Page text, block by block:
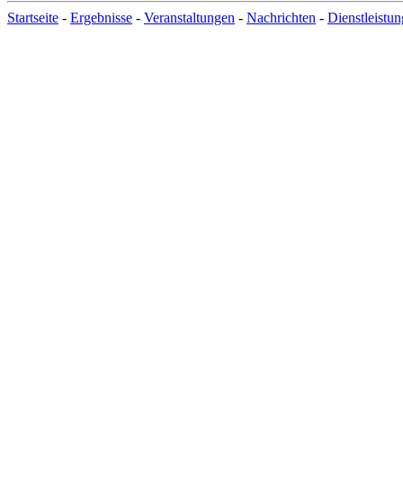
Startseite - Ergebnisse - Veranstaltungen - Nachrichten -